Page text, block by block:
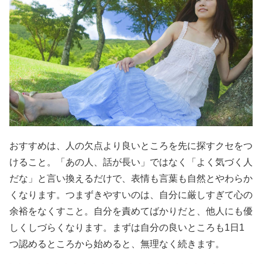
おすすめは、人の欠点より良いところを先に探すクセをつ
けること。「あの人、話が長い」ではなく「よく気づく人
だな」と言い換えるだけで、表情も言葉も自然とやわらか
くなります。つまずきやすいのは、自分に厳しすぎて心の
余裕をなくすこと。自分を責めてばかりだと、他人にも優
しくしづらくなります。まずは自分の良いところも1日1
つ認めるところから始めると、無理なく続きます。